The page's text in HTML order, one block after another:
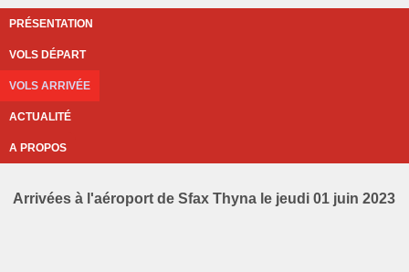
PRÉSENTATION
VOLS DÉPART
VOLS ARRIVÉE
ACTUALITÉ
A PROPOS
Arrivées à l'aéroport de Sfax Thyna le jeudi 01 juin 2023